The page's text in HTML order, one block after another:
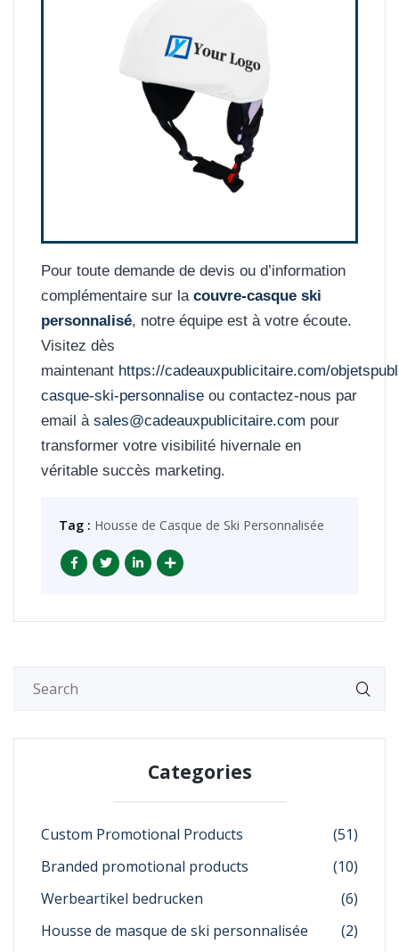
Pour toute demande de devis ou d’information
complémentaire sur la couvre-casque ski
personnalisé, notre équipe est à votre écoute.
Visitez dès
maintenant https://cadeauxpublicitaire.com/
casque-ski-personnalise ou contactez-nous par
email à sales@cadeauxpublicitaire.com pour
transformer votre visibilité hivernale en
véritable succès marketing.
Tag : Housse de Casque de Ski Personnalisée
Categories
Custom Promotional Products
(51)
Branded promotional products
(10)
Werbeartikel bedrucken
(6)
Housse de masque de ski personnalisée
(2)